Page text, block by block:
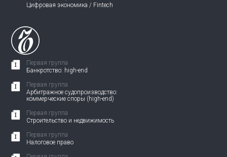
Цифровая экономика / Fintech
Первая группа
Банкротство: high-end
Первая группа
Арбитражное судопроизводство:
коммерческие споры (high-end)
Первая группа
Строительство и недвижимость
Первая группа
Налоговое право